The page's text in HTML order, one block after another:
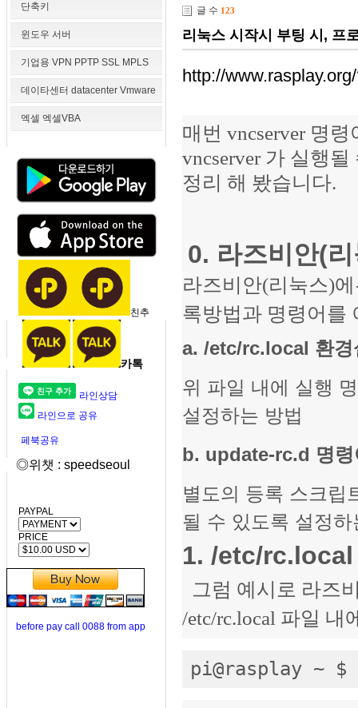
단축키
윈도우 서버
기업용 VPN PPTP SSL MPLS
데이타센터 datacenter Vmware
엑셀 엑셀VBA
친추
카톡
라인상담
라인으로 공유
페북공유
◎위챗 : speedseoul
PAYPAL
PRICE
before pay call 0088 from app
글 수 123
리눅스 시작시 부팅 시, 프
http://
매번 vncserver 명
vncserver 가 실행
정리 해 봤습니다.
0. 라즈비안(
라즈비안(리눅스)
록방법과 명령어를
a. /etc/rc.local 환경
위 파일 내에 실행
설정하는 방법
b. update-rc.d 명령
별도의 등록 스크립
될 수 있도록 설정하
1. /etc/rc.local
그럼 예시로 라즈
/etc/rc.local 파일 내
pi@rasplay ~